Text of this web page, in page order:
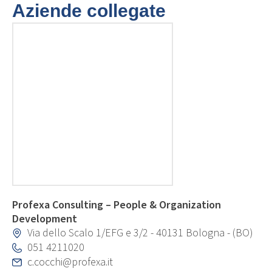
Aziende collegate
Profexa Consulting – People & Organization
Development
Via dello Scalo 1/EFG e 3/2 - 40131 Bologna - (BO)
051 4211020
c.cocchi@profexa.it